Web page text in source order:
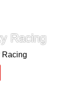
Racing